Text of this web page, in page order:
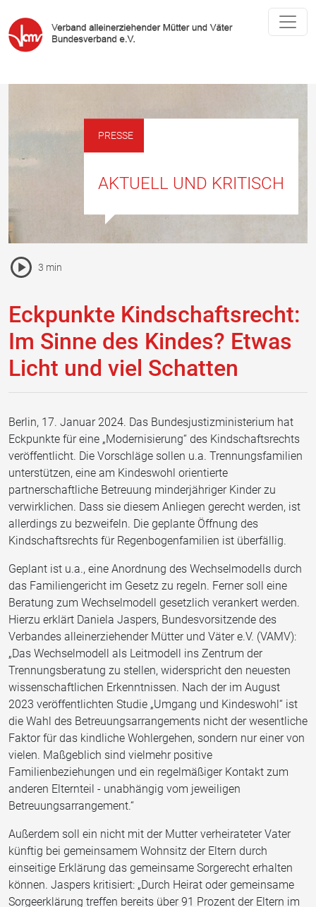
PRESSE
AKTUELL UND KRITISCH
Vorlesen Icon
Pause Icon
3 min
Eckpunkte Kindschaftsrecht:
Im Sinne des Kindes? Etwas
Licht und viel Schatten
Berlin, 17. Januar 2024. Das Bundesjustizministerium hat
Eckpunkte für eine „Modernisierung“ des Kindschaftsrechts
veröffentlicht. Die Vorschläge sollen u.a. Trennungsfamilien
unterstützen, eine am Kindeswohl orientierte
partnerschaftliche Betreuung minderjähriger Kinder zu
verwirklichen. Dass sie diesem Anliegen gerecht werden, ist
allerdings zu bezweifeln. Die geplante Öffnung des
Kindschaftsrechts für Regenbogenfamilien ist überfällig.
Geplant ist u.a., eine Anordnung des Wechselmodells durch
das Familiengericht im Gesetz zu regeln. Ferner soll eine
Beratung zum Wechselmodell gesetzlich verankert werden.
Hierzu erklärt Daniela Jaspers, Bundesvorsitzende des
Verbandes alleinerziehender Mütter und Väter e.V. (VAMV):
„Das Wechselmodell als Leitmodell ins Zentrum der
Trennungsberatung zu stellen, widerspricht den neuesten
wissenschaftlichen Erkenntnissen. Nach der im August
2023 veröffentlichten Studie „Umgang und Kindeswohl“ ist
die Wahl des Betreuungsarrangements nicht der wesentliche
Faktor für das kindliche Wohlergehen, sondern nur einer von
vielen. Maßgeblich sind vielmehr positive
Familienbeziehungen und ein regelmäßiger Kontakt zum
anderen Elternteil - unabhängig vom jeweiligen
Betreuungsarrangement.“
Außerdem soll ein nicht mit der Mutter verheirateter Vater
künftig bei gemeinsamem Wohnsitz der Eltern durch
einseitige Erklärung das gemeinsame Sorgerecht erhalten
können. Jaspers kritisiert: „Durch Heirat oder gemeinsame
Sorgeerklärung treffen bereits über 91 Prozent der Eltern im